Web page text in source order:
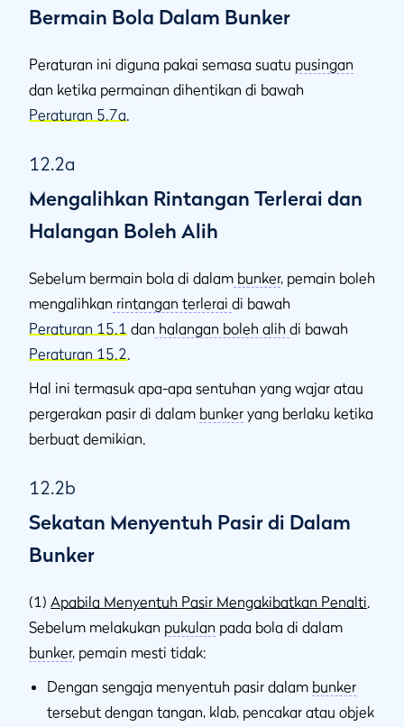
Bermain Bola Dalam Bunker
Peraturan ini diguna pakai semasa suatu pusingan
dan ketika permainan dihentikan di bawah
Peraturan 5.7a.
12.2a
Mengalihkan Rintangan Terlerai dan
Halangan Boleh Alih
Sebelum bermain bola di dalam bunker, pemain boleh
mengalihkan rintangan terlerai di bawah
Peraturan 15.1 dan halangan boleh alih di bawah
Peraturan 15.2.
Hal ini termasuk apa-apa sentuhan yang wajar atau
pergerakan pasir di dalam bunker yang berlaku ketika
berbuat demikian.
12.2b
Sekatan Menyentuh Pasir di Dalam
Bunker
(1) Apabila Menyentuh Pasir Mengakibatkan Penalti.
Sebelum melakukan pukulan pada bola di dalam
bunker, pemain mesti tidak:
Dengan sengaja menyentuh pasir dalam bunker
tersebut dengan tangan, klab, pencakar atau objek